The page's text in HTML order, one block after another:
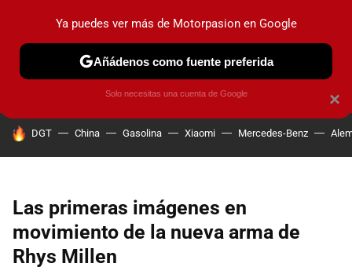
PRUEBAS COCHES ELÉCTRICOS OBSERVATORIO
HOY SE HABLA DE
DGT China Gasolina Xiaomi Mercedes-Benz
Las primeras imágenes en
movimiento de la nueva arma de
Rhys Millen
×
Ya puedes ver más de Motorpasion en Google
Añádenos como fuente preferida
Solo necesitas una cuenta de Google